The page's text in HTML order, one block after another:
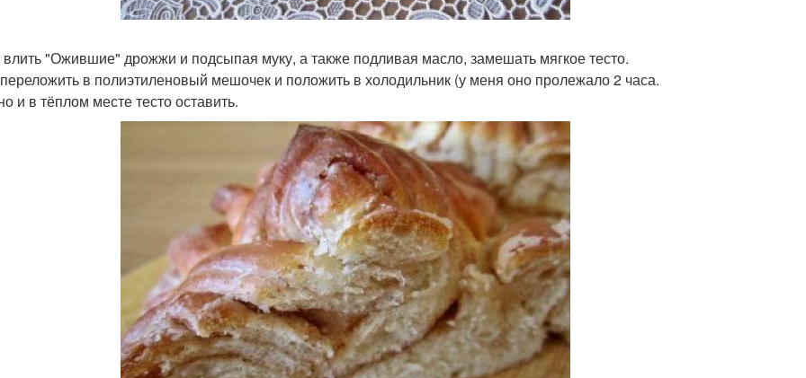
"Ожившие" дрожжи и подсыпая муку, а также подливая масло, замешать мягкое тесто.
в полиэтиленовый мешочек и положить в холодильник (у меня оно пролежало 2 часа.
и в тёплом месте тесто оставить.